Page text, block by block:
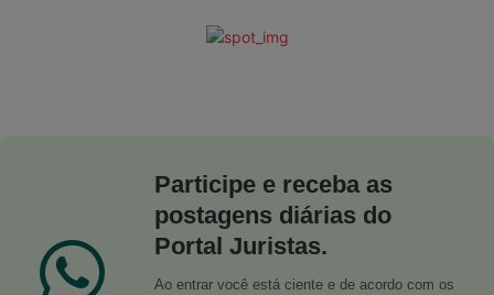
Participe e receba as
postagens diárias do
Portal Juristas.
Ao entrar você está ciente e de acordo com os